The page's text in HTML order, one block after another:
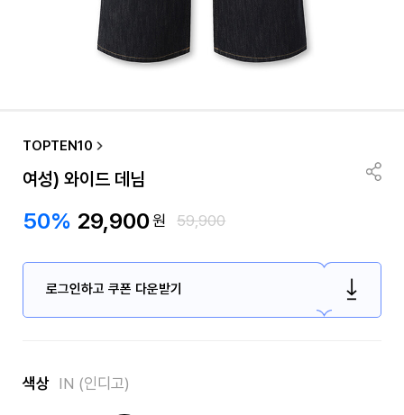
TOPTEN10
여성) 와이드 데님
50% 29,900원 59,900
로그인하고 쿠폰 다운받기
색상 IN (인디고)